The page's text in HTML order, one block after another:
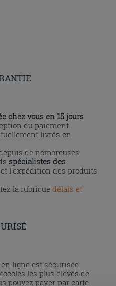
chez vous en 15 jours
du paiement.
livrés en
de nombreuses
spécialistes des
et l'expédition des produits
la rubriquedélais et
ligne est sécurisée
les plus élevés de
pouvez payer par carte